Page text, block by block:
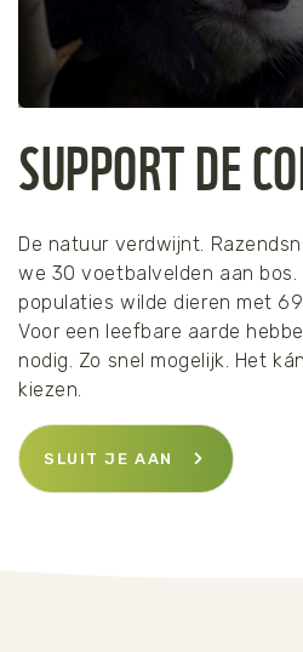
of
30
seconds
SUPPORT DE
De natuur verdwijnt.
we 30 voetbalvelden aan
populaties wilde dieren met
Voor een leefbare aarde
nodig. Zo snel mogelijk. Het
kiezen.
SLUIT JE AAN